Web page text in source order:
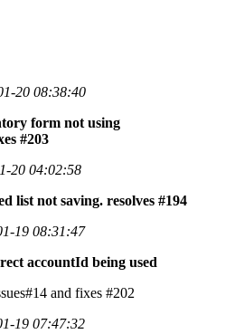
20 08:38:40
form not using
#203
20 04:02:58
list not saving. resolves #194
19 08:31:47
accountId being used
and fixes #202
19 07:47:32